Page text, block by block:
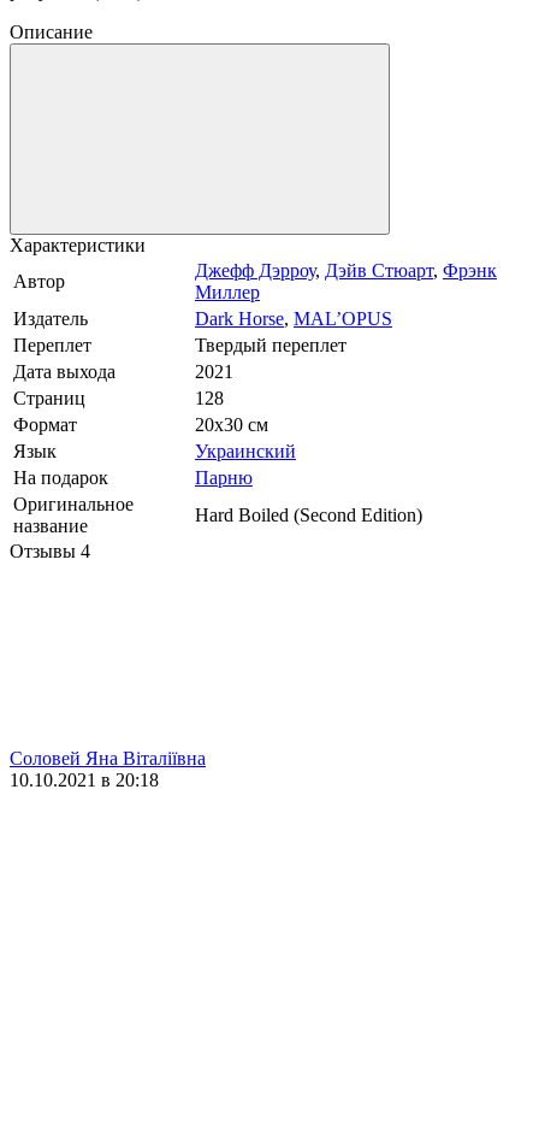
Описание
Характеристики
Автор
Джефф Дэрроу, Дэйв Стюарт, Фрэнк
Миллер
Издатель
Dark Horse, MAL’OPUS
Переплет
Твердый переплет
Дата выхода
2021
Страниц
128
Формат
20х30 см
Язык
Украинский
На подарок
Парню
Оригинальное
название
Hard Boiled (Second Edition)
Отзывы 4
Соловей Яна Віталіївна
10.10.2021 в 20:18